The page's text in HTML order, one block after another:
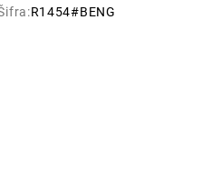
R1454#BENG